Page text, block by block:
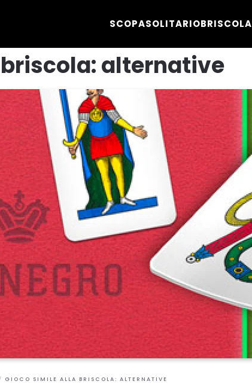
SCOPASOLITARIOBRISCOLA
alternative
GIOCO SIMILE ALLA BRISCOLA: ALTERNATIVE